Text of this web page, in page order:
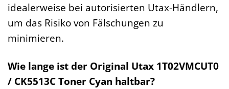
idealerweise bei autorisierten Utax-Händlern,
um das Risiko von Fälschungen zu
minimieren.
Wie lange ist der Original Utax 1T02VMCUT0
/ CK5513C Toner Cyan haltbar?